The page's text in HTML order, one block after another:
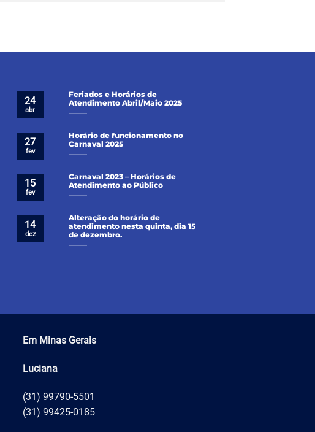
Feriados e Horários de
Atendimento Abril/Maio 2025
24
abr
Horário de funcionamento no
Carnaval 2025
27
fev
Carnaval 2023 – Horários de
Atendimento ao Público
15
fev
Alteração do horário de
atendimento nesta quinta, dia 15
de dezembro.
14
dez
Em Minas Gerais
Luciana
(31) 99790-5501
(31) 99425-0185